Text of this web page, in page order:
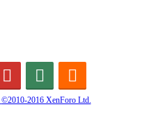
©2010-2016 XenForo Ltd.